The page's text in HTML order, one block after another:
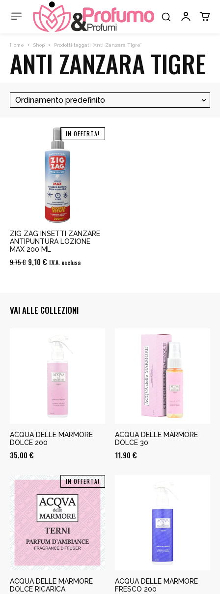
Home Shop Prodotti taggati “Anti Zanzara Tigre”
ANTI ZANZARA TIGRE
IN OFFERTA!
ZIG ZAG INSETTI ZANZARE
ANTIPUNTURA LOZIONE
MAX 200 ML
9,75€ Il
9,75 €.
9,10 € Il
9,10 €.
I.V.A. esclusa
VAI ALLE COLLEZIONI
ACQUA DELLE MARMORE
DOLCE 200
35,00 €
ACQUA DELLE MARMORE
DOLCE 30
11,90 €
IN OFFERTA!
ACQUA DELLE MARMORE
DOLCE RICARICA
ACQUA DELLE MARMORE
FRESCO 200